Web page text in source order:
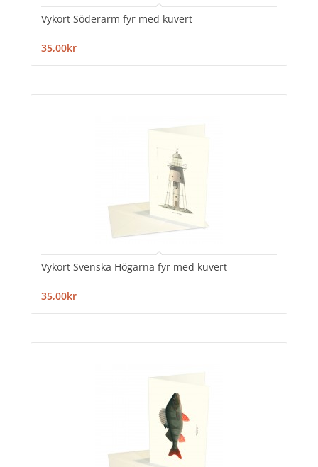
Vykort Söderarm fyr med kuvert
35,00kr
Vykort Svenska Högarna fyr med kuvert
35,00kr